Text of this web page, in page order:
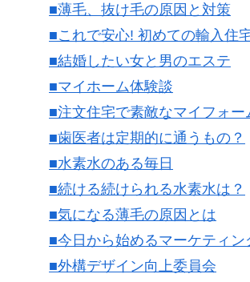
■薄毛、抜け毛の原因と対策
■これで安心! 初めての輸入住
■結婚したい女と男のエステ
■マイホーム体験談
■注文住宅で素敵なマイフォー
■歯医者は定期的に通うもの？
■水素水のある毎日
■続ける続けられる水素水は？
■気になる薄毛の原因とは
■今日から始めるマーケティン
■外構デザイン向上委員会